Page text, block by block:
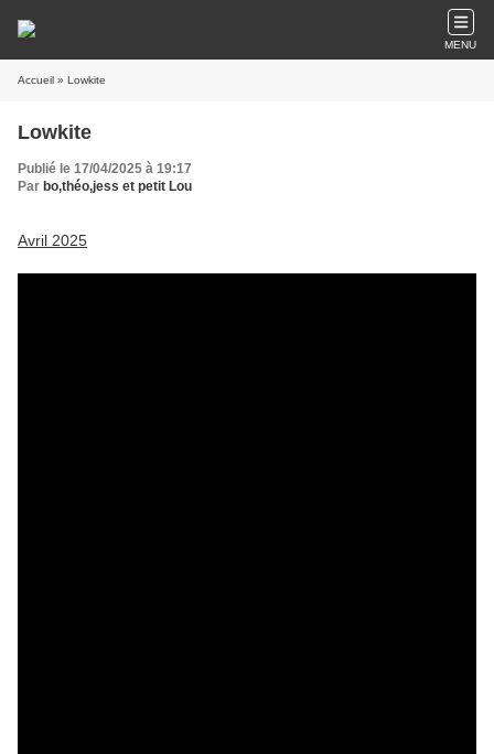
MENU
Accueil » Lowkite
Lowkite
Publié le 17/04/2025 à 19:17
Par bo,théo,jess et petit Lou
Avril 2025